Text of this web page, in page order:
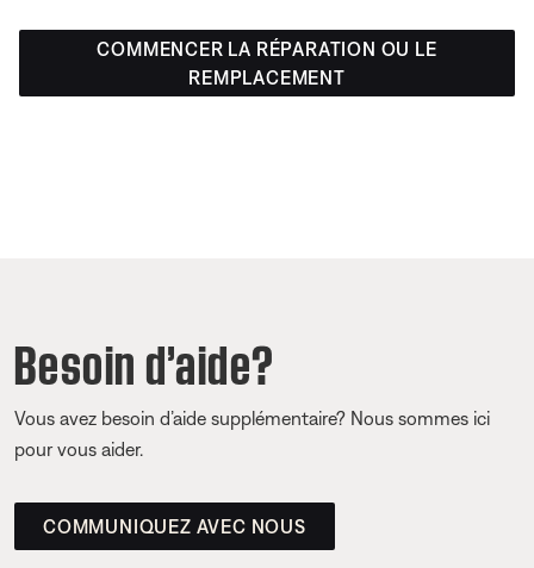
COMMENCER LA RÉPARATION OU LE
REMPLACEMENT
Besoin d’aide?
Vous avez besoin d’aide supplémentaire? Nous sommes ici
pour vous aider.
COMMUNIQUEZ AVEC NOUS